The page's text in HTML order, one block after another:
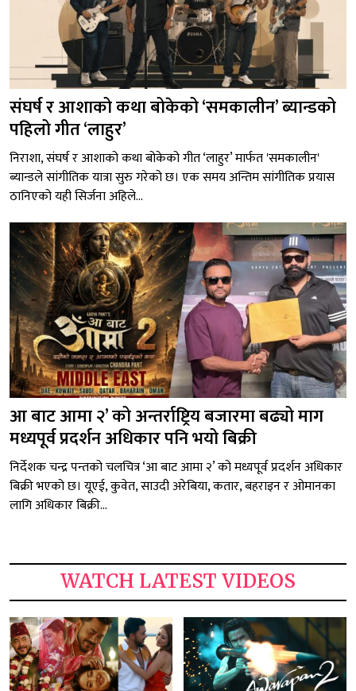
संघर्ष र आशाको कथा बोकेको ‘समकालीन’ ब्यान्डको
पहिलो गीत ‘लाहुर’
निराशा, संघर्ष र आशाको कथा बोकेको गीत ‘लाहुर’ मार्फत 'समकालीन'
ब्यान्डले सांगीतिक यात्रा सुरु गरेको छ। एक समय अन्तिम सांगीतिक प्रयास
ठानिएको यही सिर्जना अहिले...
आ बाट आमा २’ को अन्तर्राष्ट्रिय बजारमा बढ्यो माग
मध्यपूर्व प्रदर्शन अधिकार पनि भयो बिक्री
निर्देशक चन्द्र पन्तको चलचित्र ‘आ बाट आमा २’ को मध्यपूर्व प्रदर्शन अधिकार
बिक्री भएको छ। यूएई, कुवेत, साउदी अरेबिया, कतार, बहराइन र ओमानका
लागि अधिकार बिक्री...
WATCH LATEST VIDEOS